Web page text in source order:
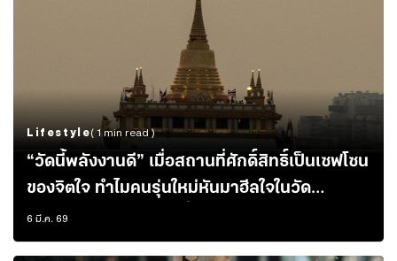
Lifestyle( 1 min read )
“วัดนี้พลังงานดี” เมื่อสถานที่ศักดิ์สิทธิ์เป็นเซฟโซน
ของจิตใจ ทำไมคนรุ่นใหม่หันมาฮีลใจในวัด
ถอดรหัสมวลพลังงานที่เราสัมผัสได้ ผ่านประสาท
เทววิทยาและสถาปัตยกรรม
6 มี.ค. 69